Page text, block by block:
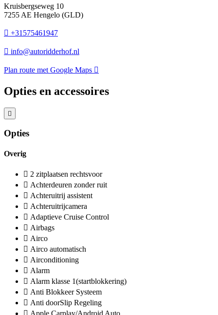
Kruisbergseweg 10
7255 AE Hengelo (GLD)
+31575461947
info@autoridderhof.nl
Plan route met Google Maps
Opties en accessoires
Opties
Overig
2 zitplaatsen rechtsvoor
Achterdeuren zonder ruit
Achteruitrij assistent
Achteruitrijcamera
Adaptieve Cruise Control
Airbags
Airco
Airco automatisch
Airconditioning
Alarm
Alarm klasse 1(startblokkering)
Anti Blokkeer Systeem
Anti doorSlip Regeling
Apple Carplay/Android Auto